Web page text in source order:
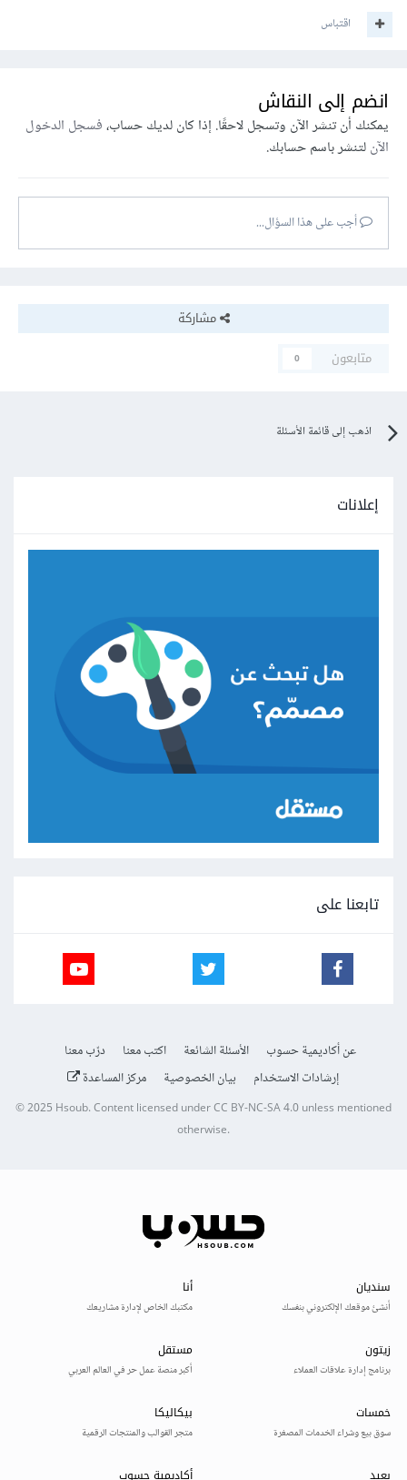
اقتباس
انضم إلى النقاش
يمكنك أن تنشر الآن وتسجل لاحقًا. إذا كان لديك حساب،فسجل الدخول
الآنلتنشر باسم حسابك.
أجب على هذا السؤال...
مشاركة
متابعون
0
اذهب إلى قائمة الأسئلة
إعلانات
تابعنا على
عن أكاديمية حسوب الأسئلة الشائعة اكتب معنا
درّب معنا
إرشادات الاستخدام
بيان الخصوصية مركز المساعدة
© 2025Hsoub.Content licensed underCC BY-NC-SA 4.0unless mentioned
otherwise.